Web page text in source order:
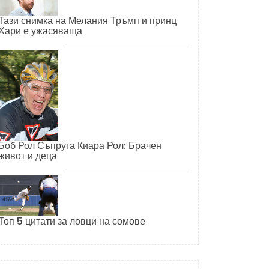
снимка на Мелания Тръмп и принц
е ужасяваща
Рол Съпруга Киара Рол: Брачен
и деца
5 цитати за ловци на сомове